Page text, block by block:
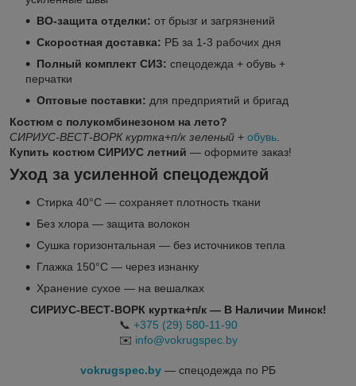
ВО-защита отделки: от брызг и загрязнений
Скоростная доставка: РБ за 1-3 рабочих дня
Полный комплект СИЗ: спецодежда + обувь +
перчатки
Оптовые поставки: для предприятий и бригад
Костюм с полукомбинезоном на лето?
СИРИУС-ВЕСТ-ВОРК куртка+п/к зеленый + обувь
Купить костюм СИРИУС летний — оформите заказ!
Уход за усиленной спецодеждой
Стирка 40°C — сохраняет плотность ткани
Без хлора — защита волокон
Сушка горизонтальная — без источников тепла
Глажка 150°C — через изнанку
Хранение сухое — на вешалках
СИРИУС-ВЕСТ-ВОРК куртка+п/к — В Наличии Минск!
📞 +375 (29) 580-11-90
✉️ info@vokrugspec.by
vokrugspec.by — спецодежда по РБ